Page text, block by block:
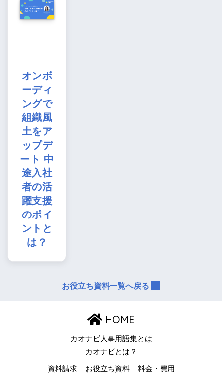
オンボ
ーディ
ングで
組織風
土をア
ップデ
ート 中
途入社
者の活
躍支援
のポイ
ントと
は？
お役立ち資料一覧へ戻る
HOME
カオナビ人事用語集とは
カオナビとは？
資料請求 お役立ち資料 料金・費用